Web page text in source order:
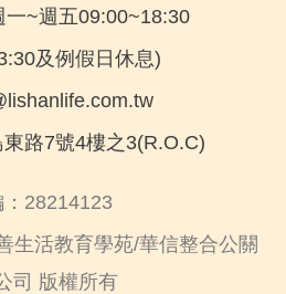
一~週五09:00~18:30
及例假日休息)
路7號4樓之3(R.O.C)
：28214123
生活教育學苑/華信整合公關
司 版權所有